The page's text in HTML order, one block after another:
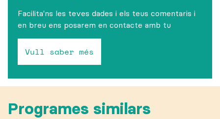
Facilita'ns les teves dades i els teus comentaris i
en breu ens posarem en contacte amb tu
Vull saber més
Programes similars